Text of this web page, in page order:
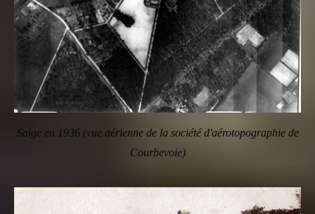
Saige en 1936 (vue aérienne de la société d'aérotopographie de
Courbevoie)